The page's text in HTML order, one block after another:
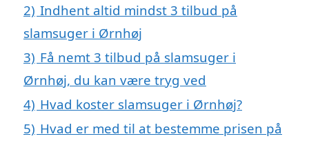
2) Indhent altid mindst 3 tilbud på
slamsuger i Ørnhøj
3) Få nemt 3 tilbud på slamsuger i
Ørnhøj, du kan være tryg ved
4) Hvad koster slamsuger i Ørnhøj?
5) Hvad er med til at bestemme prisen på